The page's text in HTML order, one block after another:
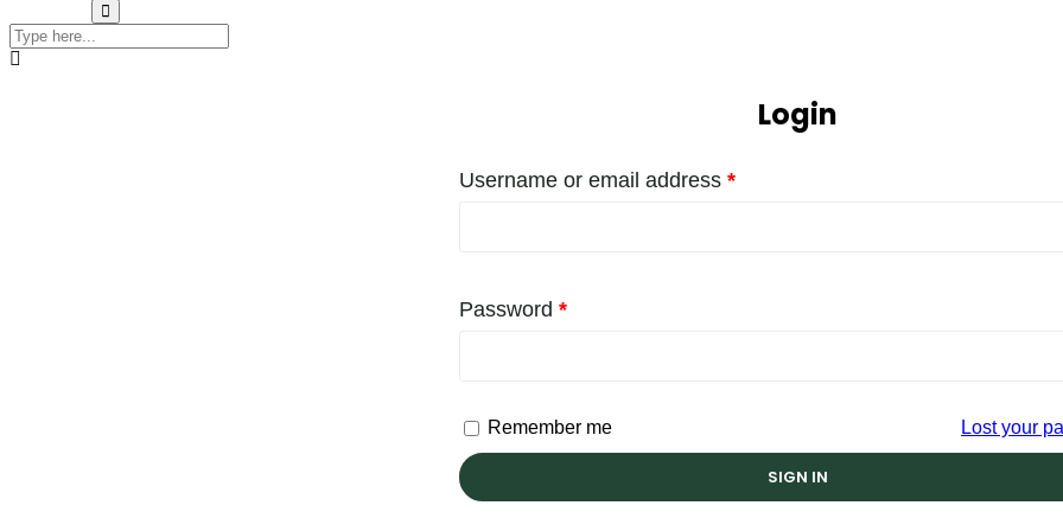
Login
Username or email address *
Password *
Remember me Lost your